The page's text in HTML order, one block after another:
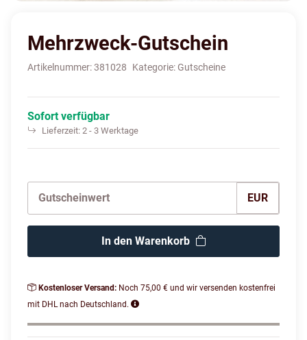
Mehrzweck-Gutschein
Artikelnummer:381028 Kategorie: Gutscheine
Sofort verfügbar
Lieferzeit: 2 - 3 Werktage
EUR
In den Warenkorb
Kostenloser Versand: Noch 75,00 € und wir versenden kostenfrei
mit DHL nach Deutschland.